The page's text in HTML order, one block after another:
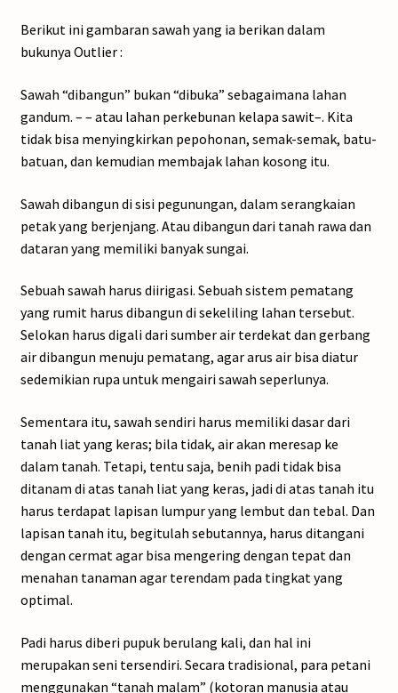
Berikut ini gambaran sawah yang ia berikan dalam
bukunya Outlier :
Sawah “dibangun” bukan “dibuka” sebagaimana lahan
gandum. – – atau lahan perkebunan kelapa sawit–. Kita
tidak bisa menyingkirkan pepohonan, semak-semak, batu-
batuan, dan kemudian membajak lahan kosong itu.
Sawah dibangun di sisi pegunungan, dalam serangkaian
petak yang berjenjang. Atau dibangun dari tanah rawa dan
dataran yang memiliki banyak sungai.
Sebuah sawah harus diirigasi. Sebuah sistem pematang
yang rumit harus dibangun di sekeliling lahan tersebut.
Selokan harus digali dari sumber air terdekat dan gerbang
air dibangun menuju pematang, agar arus air bisa diatur
sedemikian rupa untuk mengairi sawah seperlunya.
Sementara itu, sawah sendiri harus memiliki dasar dari
tanah liat yang keras; bila tidak, air akan meresap ke
dalam tanah. Tetapi, tentu saja, benih padi tidak bisa
ditanam di atas tanah liat yang keras, jadi di atas tanah itu
harus terdapat lapisan lumpur yang lembut dan tebal. Dan
lapisan tanah itu, begitulah sebutannya, harus ditangani
dengan cermat agar bisa mengering dengan tepat dan
menahan tanaman agar terendam pada tingkat yang
optimal.
Padi harus diberi pupuk berulang kali, dan hal ini
merupakan seni tersendiri. Secara tradisional, para petani
menggunakan “tanah malam” (kotoran manusia atau